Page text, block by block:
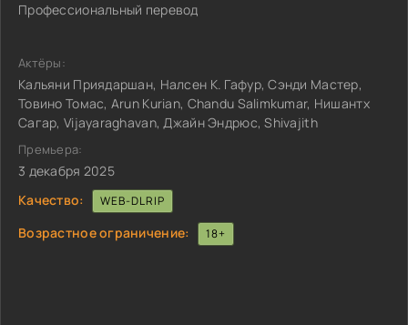
Профессиональный перевод
Актёры:
Кальяни Приядаршан, Налсен К. Гафур, Сэнди Мастер,
Товино Томас, Arun Kurian, Chandu Salimkumar, Нишантх
Сагар, Vijayaraghavan, Джайн Эндрюс, Shivajith
Премьера:
3 декабря 2025
Качество:
WEB-DLRIP
Возрастное ограничение: 18+